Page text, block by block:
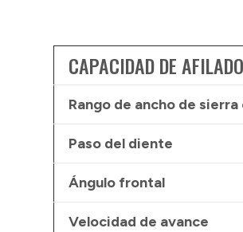
CAPACIDAD DE AFILADO
Rango de ancho de
Paso del diente
Ángulo frontal
Velocidad de avance